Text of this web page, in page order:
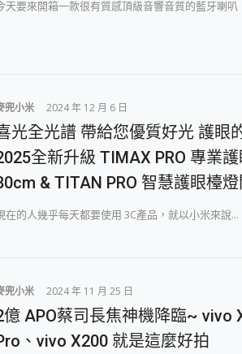
天要來開箱一款很有質感頂級音響音質的藍牙喇叭
兜小米 2024 年 12 月 6 日
光全光譜 帶給您優質好光 護眼
全新升級 TIMAX PRO 專業
& TITAN PRO 智慧護眼檯燈
在的人幾乎每天都要使用 3C產品，就以小米來說...
兜小米 2024 年 11 月 25 日
億 APO蔡司長焦神機降臨~ vivo
、vivo X200 就是這麼好拍